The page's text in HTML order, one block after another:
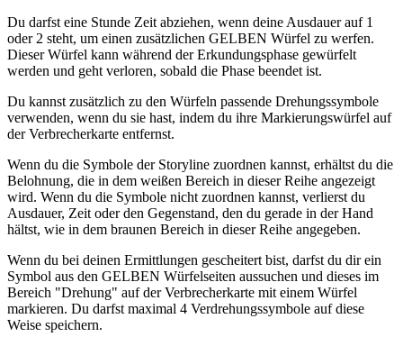
Du darfst eine Stunde Zeit abziehen, wenn deine Ausdauer auf 1
oder 2 steht, um einen zusätzlichen GELBEN Würfel zu werfen.
Dieser Würfel kann während der Erkundungsphase gewürfelt
werden und geht verloren, sobald die Phase beendet ist.
Du kannst zusätzlich zu den Würfeln passende Drehungssymbole
verwenden, wenn du sie hast, indem du ihre Markierungswürfel auf
der Verbrecherkarte entfernst.
Wenn du die Symbole der Storyline zuordnen kannst, erhältst du die
Belohnung, die in dem weißen Bereich in dieser Reihe angezeigt
wird. Wenn du die Symbole nicht zuordnen kannst, verlierst du
Ausdauer, Zeit oder den Gegenstand, den du gerade in der Hand
hältst, wie in dem braunen Bereich in dieser Reihe angegeben.
Wenn du bei deinen Ermittlungen gescheitert bist, darfst du dir ein
Symbol aus den GELBEN Würfelseiten aussuchen und dieses im
Bereich "Drehung" auf der Verbrecherkarte mit einem Würfel
markieren. Du darfst maximal 4 Verdrehungssymbole auf diese
Weise speichern.